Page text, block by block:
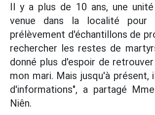
Il y a plus de 10 ans, une
venue dans la localité pour
prélèvement d'échantillons de
rechercher les restes de
donné plus d'espoir de
mon mari. Mais jusqu'à présent,
d'informations", a partagé
Niên.